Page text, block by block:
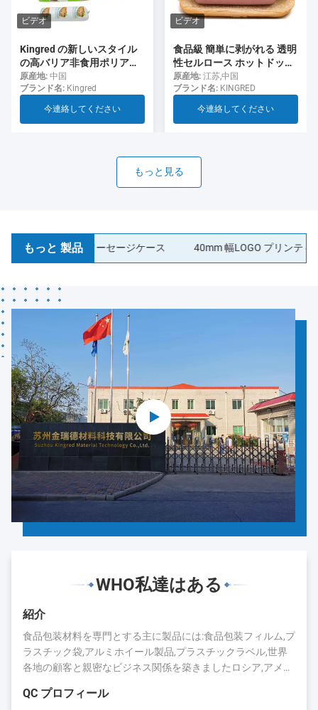
ビデオ
Kingred の新しいスタイル
の高バリア非食用ポリアミ
ド ソーセージ ケーシング食
品グレード
原産地: 中国
ブランド名: Kingred
今連絡してください
ビデオ
食品級 簡単に剥がれる 透明
性セルロース ホットドッグ
用のソーセージ
原産地: 江苏,中国
ブランド名: KINGRED
今連絡してください
もっと見る
もっと 製品
コラーゲンソーセージケース 40mm 幅LOGO プリンティング
WHO私達はある
紹介
食品包装材料を専門とする主に製品には:食品包装フィルム,プ
ラスチック袋,アルミホイール製品,プラスチックラベル,世界
各地の顧客と親密なビジネス関係を築きましたロシア,アメリ
長年の蓄積により,キングレッドは評判と業界での存在を得ま
QC プロフィール